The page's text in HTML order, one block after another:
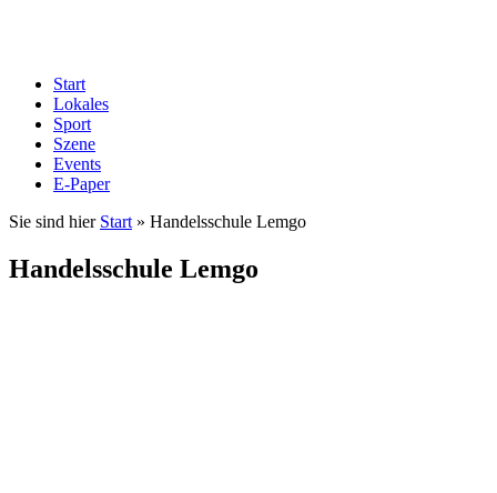
Start
Lokales
Sport
Szene
Events
E-Paper
Sie sind hier Start » Handelsschule Lemgo
Handelsschule Lemgo